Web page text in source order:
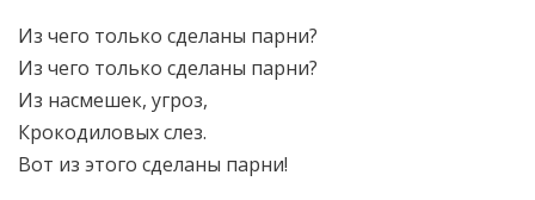
Из чего только сделаны парни?
Из чего только сделаны парни?
Из насмешек, угроз,
Крокодиловых слез.
Вот из этого сделаны парни!